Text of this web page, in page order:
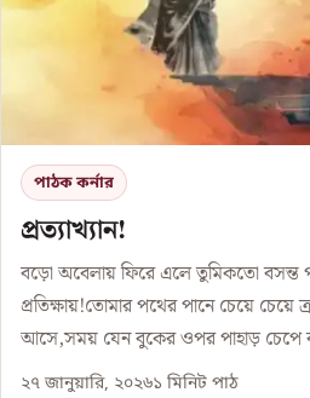
পাঠক কর্নার
প্রত্যাখ্যান!
বড়ো অবেলায় ফিরে এলে তুমিকতো বসন্ত
প্রতিক্ষায়!তোমার পথের পানে চেয়ে
আসে,সময় যেন বুকের ওপর পাহাড়
২৭ জানুয়ারি, ২০২৬১ মিনিট পাঠ